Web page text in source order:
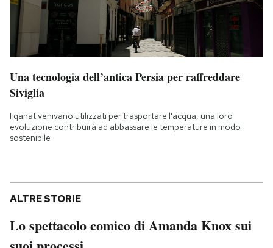
Una tecnologia dell’antica Persia per raffreddare
Siviglia
I qanat venivano utilizzati per trasportare l'acqua, una loro
evoluzione contribuirà ad abbassare le temperature in modo
sostenibile
ALTRE STORIE
Lo spettacolo comico di Amanda Knox sui